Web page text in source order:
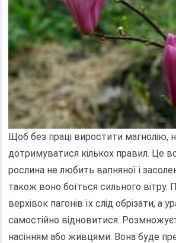
Щоб без праці виростити магнолію,
дотримуватися кількох правил. Це
рослина не любить вапняної і
також воно боїться сильного вітру.
верхівок пагонів їх слід обрізати, а
самостійно відновитися.
насінням або живцями. Вона буде